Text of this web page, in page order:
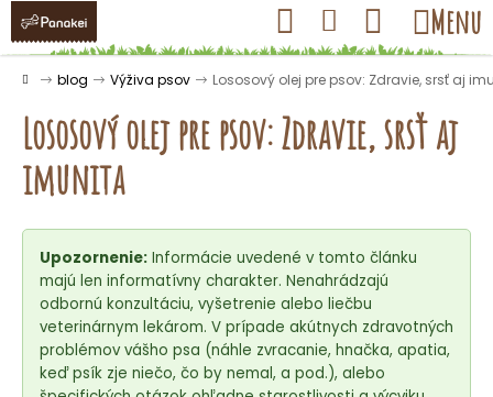
Prejsť
obsah
Hľadať Prihlásenie
Nákupný
košík
Menu
Domov
blog Výživa psov Lososový olej pre psov: Zdravie, srsť aj
Lososový olej pre psov: Zdravie, srsť aj
imunita
Upozornenie: Informácie uvedené v tomto článku
majú len informatívny charakter. Nenahrádzajú
odbornú konzultáciu, vyšetrenie alebo liečbu
veterinárnym lekárom. V prípade akútnych zdravotných
problémov vášho psa (náhle zvracanie, hnačka, apatia,
keď psík zje niečo, čo by nemal, a pod.), alebo
K
o Späť
Späť
o